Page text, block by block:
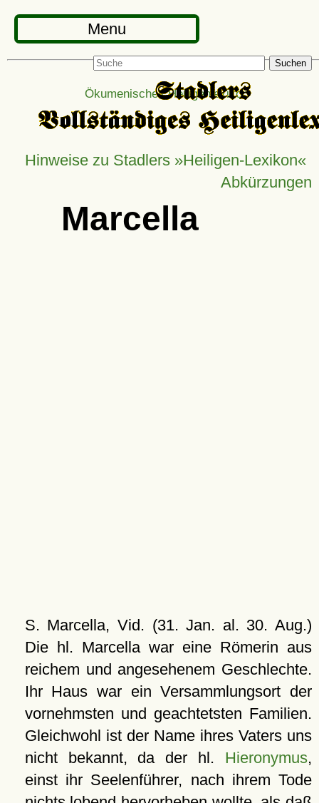
Menu
Suchen
Hinweise zu Stadlers »Heiligen-Lexikon«
Abkürzungen
Marcella
S. Marcella, Vid. (31. Jan. al. 30. Aug.)
Die hl. Marcella war eine Römerin aus
reichem und angesehenem Geschlechte.
Ihr Haus war ein Versammlungsort der
vornehmsten und geachtetsten Familien.
Gleichwohl ist der Name ihres Vaters uns
nicht bekannt, da der hl. Hieronymus,
einst ihr Seelenführer, nach ihrem Tode
Ökumenisches Heiligenlexikon